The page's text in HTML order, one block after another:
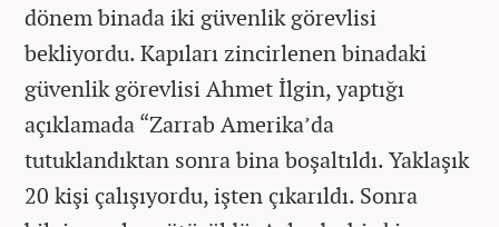
dönem binada iki güvenlik görevlisi
bekliyordu. Kapıları zincirlenen binadaki
güvenlik görevlisi Ahmet İlgin, yaptığı
açıklamada “Zarrab Amerika’da
tutuklandıktan sonra bina boşaltıldı. Yaklaşık
20 kişi çalışıyordu, işten çıkarıldı. Sonra